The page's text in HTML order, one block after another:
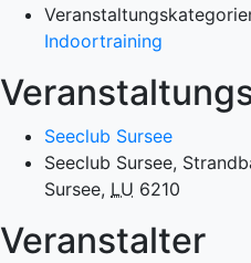
Indoortraining
Seeclub Sursee
Seeclub Sursee,
Sursee, LU 6210
Veranstalter